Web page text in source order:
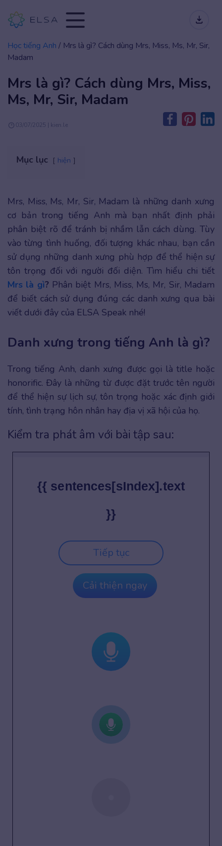
Học tiếng Anh / Mrs là gì? Cách dùng Mrs, Miss, Ms, Mr, Sir,
Madam
Mrs là gì? Cách dùng Mrs, Miss,
Ms, Mr, Sir, Madam
03/07/2025 | kien.le
Mục lục hiện
Mrs, Miss, Ms, Mr, Sir, Madam là những danh xưng
cơ bản trong tiếng Anh mà bạn nhất định phải
phân biệt rõ để tránh bị nhầm lẫn cách dùng. Tùy
vào từng tình huống, đối tượng khác nhau, bạn cần
sử dụng những danh xưng phù hợp để thể hiện sự
tôn trọng đối với người đối diện. Tìm hiểu chi tiết
Mrs là gì? Phân biệt Mrs, Miss, Ms, Mr, Sir, Madam
để biết cách sử dụng đúng các danh xưng qua bài
viết dưới đây của ELSA Speak nhé!
Danh xưng trong tiếng Anh là gì?
Trong tiếng Anh, danh xưng được gọi là title hoặc
honorific. Đây là những từ được đặt trước tên người
để thể hiện sự lịch sự, tôn trọng hoặc xác định giới
tính, tình trạng hôn nhân hay địa vị xã hội của họ.
Kiểm tra phát âm với bài tập sau:
{{ sentences[sIndex].text
}}
Tiếp tục
Cải thiện ngay